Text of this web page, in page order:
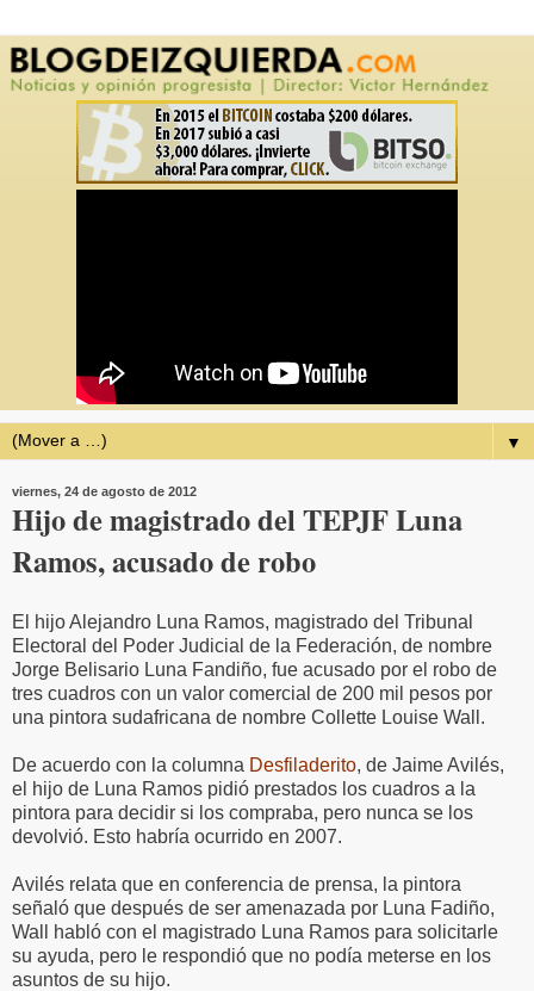
▼
viernes, 24 de agosto de 2012
Hijo de magistrado del TEPJF Luna
Ramos, acusado de robo
El hijo Alejandro Luna Ramos, magistrado del Tribunal
Electoral del Poder Judicial de la Federación, de nombre
Jorge Belisario Luna Fandiño, fue acusado por el robo de
tres cuadros con un valor comercial de 200 mil pesos por
una pintora sudafricana de nombre Collette Louise Wall.
De acuerdo con la columna Desfiladerito, de Jaime Avilés,
el hijo de Luna Ramos pidió prestados los cuadros a la
pintora para decidir si los compraba, pero nunca se los
devolvió. Esto habría ocurrido en 2007.
Avilés relata que en conferencia de prensa, la pintora
señaló que después de ser amenazada por Luna Fadiño,
Wall habló con el magistrado Luna Ramos para solicitarle
su ayuda, pero le respondió que no podía meterse en los
asuntos de su hijo.